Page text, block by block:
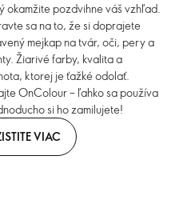
okamžite pozdvihne váš vzhľad.
sa na to, že si doprajete
mejkap na tvár, oči, pery a
Žiarivé farby, kvalita a
ktorej je ťažké odolať.
OnColour – ľahko sa používa
si ho zamilujete!
VIAC